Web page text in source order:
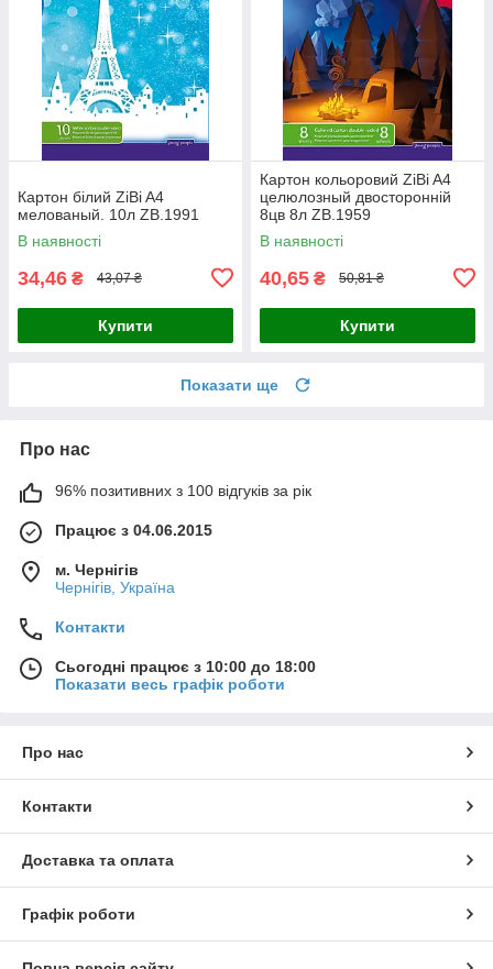
Картон білий ZiBi A4
мелованый. 10л ZB.1991
В наявності
34,46 ₴ 43,07 ₴
Купити
Картон кольоровий ZiBi A4
целюлозный двосторонній
8цв 8л ZB.1959
В наявності
40,65 ₴ 50,81 ₴
Купити
Показати ще
Про нас
96% позитивних з 100 відгуків за рік
Працює з 04.06.2015
м. Чернігів
Чернігів, Україна
Контакти
Сьогодні працює з 10:00 до 18:00
Показати весь графік роботи
Про нас
Контакти
Доставка та оплата
Графік роботи